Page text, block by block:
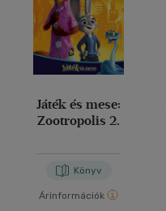
Játék és mese:
Zootropolis 2.
Könyv
Árinformációk